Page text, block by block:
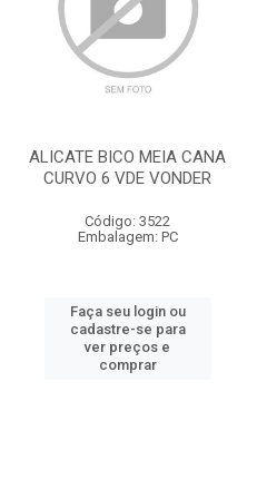
ALICATE BICO MEIA CANA
CURVO 6 VDE VONDER
Código: 3522
Embalagem: PC
Faça seu login ou
cadastre-se para
ver preços e
comprar